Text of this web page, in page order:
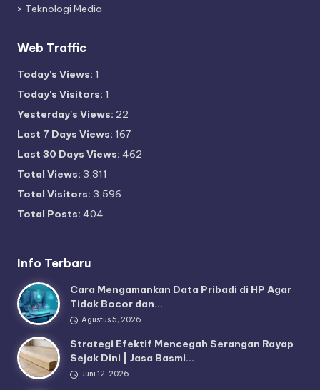
> Teknologi Media
Web Traffic
Today's Views: 1
Today's Visitors: 1
Yesterday's Views: 22
Last 7 Days Views: 167
Last 30 Days Views: 462
Total Views: 3,311
Total Visitors: 3,596
Total Posts: 404
Info Terbaru
Cara Mengamankan Data Pribadi di HP Agar
Tidak Bocor dan…
Agustus 5, 2026
Strategi Efektif Mencegah Serangan Rayap
Sejak Dini | Jasa Basmi…
Juni 12, 2026